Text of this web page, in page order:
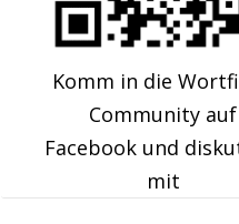
Komm in die
Community auf
Facebook und
mit